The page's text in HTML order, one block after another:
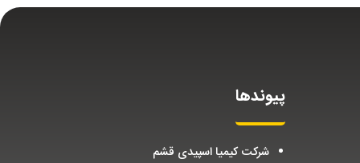
پیوندها
شرکت کیمیا اسپیدی قشم